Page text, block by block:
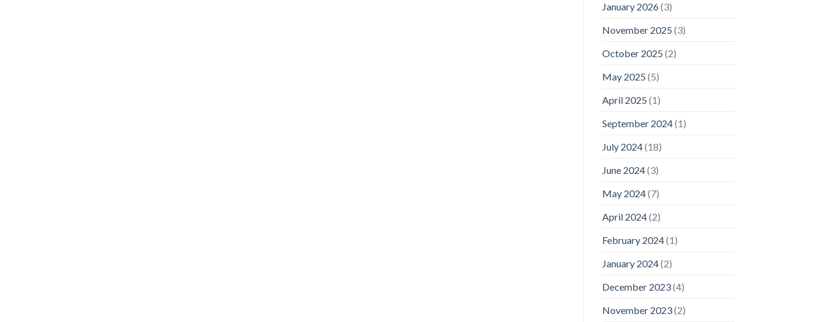
January 2026(3)
November 2025 (3)
October 2025 (2)
May 2025 (5)
April 2025 (1)
September 2024(1)
July 2024(18)
June 2024(3)
May 2024(7)
April 2024(2)
February 2024(1)
January 2024(2)
December 2023(4)
November 2023(2)